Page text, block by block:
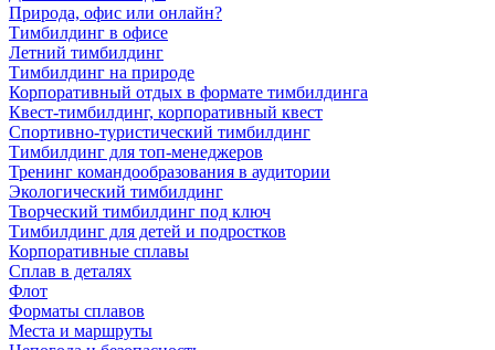
Природа, офис или онлайн?
Тимбилдинг в офисе
Летний тимбилдинг
Тимбилдинг на природе
Корпоративный отдых в формате тимбилдинга
Квест-тимбилдинг, корпоративный квест
Спортивно-туристический тимбилдинг
Тимбилдинг для топ-менеджеров
Тренинг командообразования в аудитории
Экологический тимбилдинг
Творческий тимбилдинг под ключ
Тимбилдинг для детей и подростков
Корпоративные сплавы
Сплав в деталях
Флот
Форматы сплавов
Места и маршруты